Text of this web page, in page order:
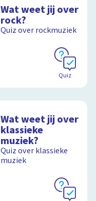
woorden en klanken
uit Letterliedjes
Schoolplaat
Wat weet jij over
rock?
Quiz over rockmuziek
Quiz
Wat weet jij over
klassieke
muziek?
Quiz over klassieke
muziek